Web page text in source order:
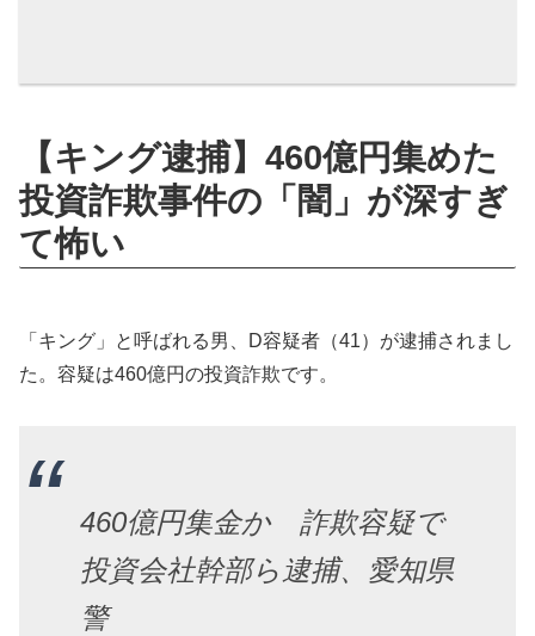
【キング逮捕】460億円集めた
投資詐欺事件の「闇」が深すぎ
て怖い
「キング」と呼ばれる男、D容疑者（41）が逮捕されまし
た。容疑は460億円の投資詐欺です。
460億円集金か 詐欺容疑で
投資会社幹部ら逮捕、愛知県
警